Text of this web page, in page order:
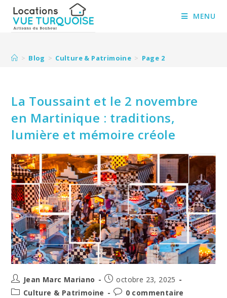
content
MENU
> Blog > Culture & Patrimoine > Page 2
La Toussaint et le 2 novembre
en Martinique : traditions,
lumière et mémoire créole
Auteur/autrice
de
Jean Marc Mariano
Post
published:
octobre 23, 2025
PostCulture & Patrimoine
Post0 commentaire